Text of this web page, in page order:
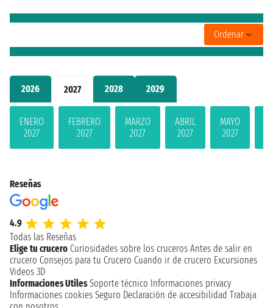
2026 2027 2028 2029
ENERO
2027
FEBRERO
2027
MARZO
2027
ABRIL
2027
MAYO
2027
Ordenar
Reseñas
4.9
Todas las Reseñas
Elige tu crucero Curiosidades sobre los cruceros Antes de salir en
crucero Consejos para tu Crucero Cuando ir de crucero Excursiones
Videos 3D
Informaciones Utiles Soporte técnico Informaciones privacy
Informaciones cookies Seguro Declaración de accesibilidad Trabaja